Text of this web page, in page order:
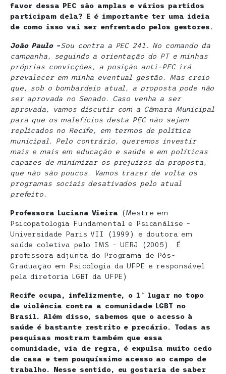
favor dessa PEC são amplas e vários partidos
participam dela? E é importante ter uma ideia
de como isso vai ser enfrentado pelos gestores.
João Paulo –Sou contra a PEC 241. No comando da
campanha, seguindo a orientação do PT e minhas
próprias convicções, a posição anti-PEC irá
prevalecer em minha eventual gestão. Mas creio
que, sob o bombardeio atual, a proposta pode não
ser aprovada no Senado. Caso venha a ser
aprovada, vamos discutir com a Câmara Municipal
para que os malefícios desta PEC não sejam
replicados no Recife, em termos de política
municipal. Pelo contrário, queremos investir
mais e mais em educação e saúde e em políticas
capazes de minimizar os prejuízos da proposta,
que não são poucos. Vamos trazer de volta os
programas sociais desativados pelo atual
prefeito.
Professora Luciana Vieira (Mestre em
Psicopatologia Fundamental e Psicanálise –
Universidade Paris VII (1999) e doutora em
saúde coletiva pelo IMS – UERJ (2005). É
professora adjunta do Programa de Pós-
Graduação em Psicologia da UFPE e responsável
pela diretoria LGBT da UFPE)
Recife ocupa, infelizmente, o 1º lugar no topo
de violência contra a comunidade LGBT no
Brasil. Além disso, sabemos que o acesso à
saúde é bastante restrito e precário. Todas as
pesquisas mostram também que essa
comunidade, via de regra, é expulsa muito cedo
de casa e tem pouquíssimo acesso ao campo de
trabalho. Nesse sentido, eu gostaria de saber